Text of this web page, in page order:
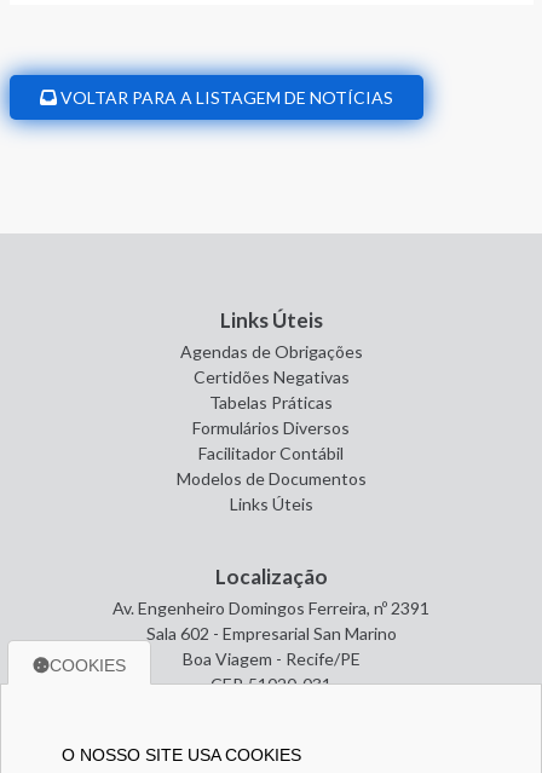
VOLTAR PARA A LISTAGEM DE NOTÍCIAS
Links Úteis
Agendas de Obrigações
Certidões Negativas
Tabelas Práticas
Formulários Diversos
Facilitador Contábil
Modelos de Documentos
Links Úteis
Localização
Av. Engenheiro Domingos Ferreira, nº 2391
Sala 602 - Empresarial San Marino
Boa Viagem - Recife/PE
CEP. 51020-031
COOKIES
O NOSSO SITE USA COOKIES